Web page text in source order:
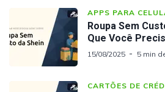
APPS PARA
Roupa Sem
Que Você
15/08/2025 5 min
CARTÕES DE